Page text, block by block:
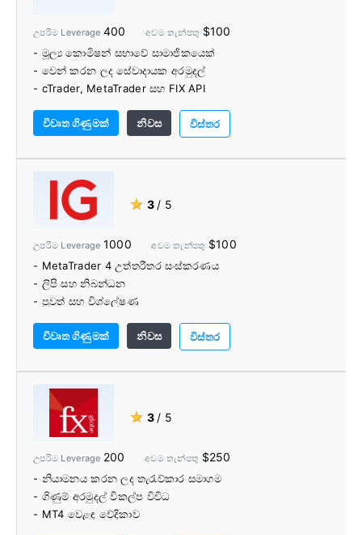
උපරිම Leverage 400 අවම තැන්පතු $100
- මූල්‍ය කොමිෂන් සභාවේ සාමාජිකයෙක්
- වෙන් කරන ලද සේවාදායක අරමුදල්
- cTrader, MetaTrader සහ FIX API
- AutoChartist
- පුණ්ය කටයුතු
විවෘත ගිණුමක් නිවස විස්තර
★ 3 / 5
උපරිම Leverage 1000 අවම තැන්පතු $100
- MetaTrader 4 උත්තරීතර සංස්කරණය
- ලිපි සහ නිබන්ධන
- පුවත් සහ විශ්ලේෂණ
විවෘත ගිණුමක්
නිවස විස්තර
★ 3 / 5
උපරිම Leverage 200 අවම තැන්පතු $250
- නියාමනය කරන ලද තැරැව්කාර සමාගම
- ගිණුම් අරමුදල් විකල්ප විවිධ
- MT4 වෙළඳ වේදිකාව